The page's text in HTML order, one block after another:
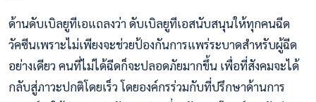
ด้านดับเบิลยูทีเอแถลงว่า ดับเบิลยูทีเอสนับสนุนให้ทุกคนฉีด
วัคซีนเพราะไม่เพียงจะช่วยป้องกันการแพร่ระบาดสำหรับผู้ฉีด
อย่างเดียว คนที่ไม่ได้ฉีดก็จะปลอดภัยมากขึ้น เพื่อที่สังคมจะได้
กลับสู่ภาวะปกติโดยเร็ว โดยองค์กรร่วมกับที่ปรึกษาด้านการ